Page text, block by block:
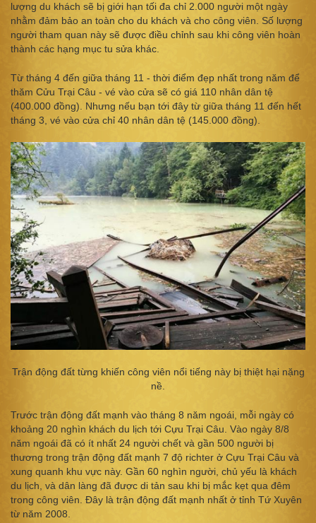
lượng du khách sẽ bị giới hạn tối đa chỉ 2.000 người một ngày
nhằm đảm bảo an toàn cho du khách và cho công viên. Số lượng
người tham quan này sẽ được điều chỉnh sau khi công viên hoàn
thành các hạng mục tu sửa khác.
Từ tháng 4 đến giữa tháng 11 - thời điểm đẹp nhất trong năm để
thăm Cửu Trại Câu - vé vào cửa sẽ có giá 110 nhân dân tệ
(400.000 đồng). Nhưng nếu bạn tới đây từ giữa tháng 11 đến hết
tháng 3, vé vào cửa chỉ 40 nhân dân tệ (145.000 đồng).
Trận động đất từng khiến công viên nổi tiếng này bị thiệt hại nặng
nề.
Trước trận động đất mạnh vào tháng 8 năm ngoái, mỗi ngày có
khoảng 20 nghìn khách du lịch tới Cựu Trại Câu. Vào ngày 8/8
năm ngoái đã có ít nhất 24 người chết và gần 500 người bị
thương trong trận động đất mạnh 7 độ richter ở Cựu Trại Câu và
xung quanh khu vực này. Gần 60 nghìn người, chủ yếu là khách
du lịch, và dân làng đã được di tản sau khi bị mắc kẹt qua đêm
trong công viên. Đây là trận động đất mạnh nhất ở tỉnh Tứ Xuyên
từ năm 2008.